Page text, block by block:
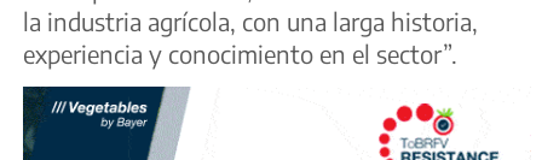
la industria agrícola, con una larga historia,
experiencia y conocimiento en el sector”.